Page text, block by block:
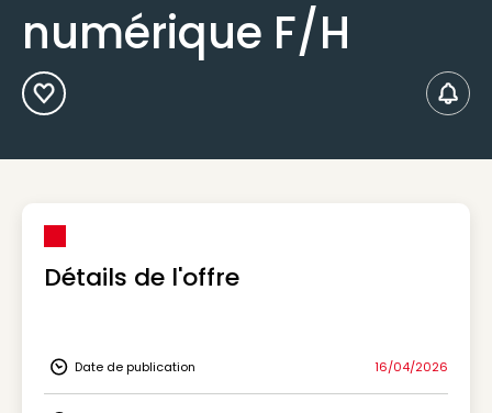
numérique F/H
Ajouter aux Favoris
Détails de l'offre
Icon Date de publication
Date de publication 16/04/2026